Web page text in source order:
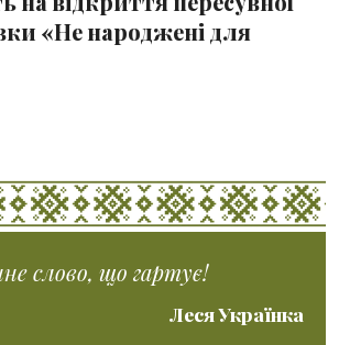
«Не народжені для
слово, що гартує!
Леся Українка